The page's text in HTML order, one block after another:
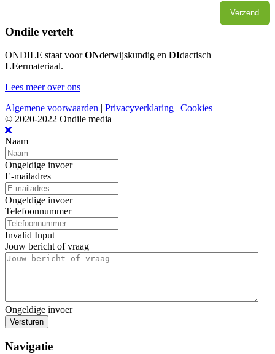
Verzend
Ondile vertelt
ONDILE staat voorONderwijskundig en DIdactisch
LEermateriaal.
Lees meer over ons
Algemene voorwaarden | Privacyverklaring | Cookies
© 2020-2022 Ondile media
Naam
Ongeldige invoer
E-mailadres
Ongeldige invoer
Telefoonnummer
Invalid Input
Jouw bericht of vraag
Ongeldige invoer
Versturen
Navigatie